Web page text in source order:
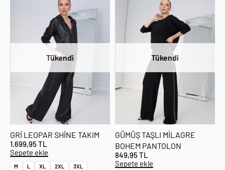
Tükendi
GRI LEOPAR SHINE TAKIM
1.699,95TL
Sepete ekle
M L XL 2XL 3XL
Tükendi
GÜMÜŞ TAŞLI MILAGRE
BOHEM PANTOLON
849,95TL
Sepete ekle